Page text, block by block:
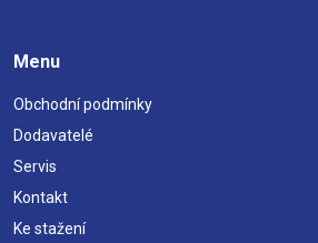
Menu
Obchodní podmínky
Dodavatelé
Servis
Kontakt
Ke stažení